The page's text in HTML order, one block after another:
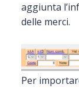
aggiunta
delle merci.
Per